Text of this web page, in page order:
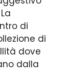
di
di
dove
dalla